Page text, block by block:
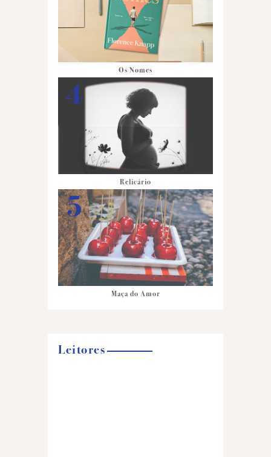
Os Nomes
Relicário
Maça do Amor
Leitores